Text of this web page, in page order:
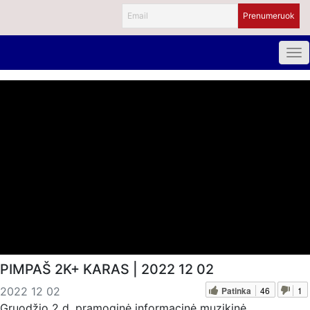
PIMPAŠ 2K+ KARAS | 2022 12 02
2022 12 02 Patinka 46 1